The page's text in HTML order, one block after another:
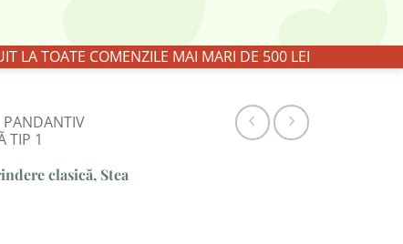
LA TOATE COMENZILE MAI MARI DE 500 LEI
PANDANTIV
TIP 1
clasică, Stea